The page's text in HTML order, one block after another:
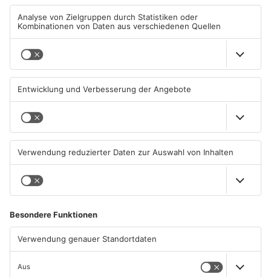
04.08.2026, 07:54 UHR IN KREIS
OFFENBACH
04.08.2026, 06:47 UHR IN KREIS
OFFENBACH